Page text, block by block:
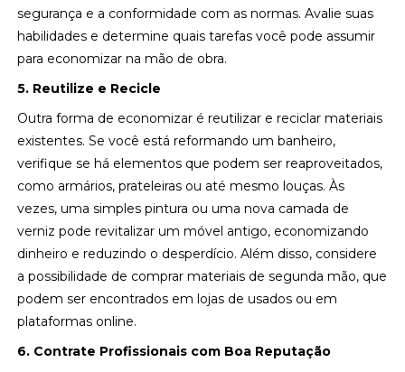
segurança e a conformidade com as normas. Avalie suas
habilidades e determine quais tarefas você pode assumir
para economizar na mão de obra.
5. Reutilize e Recicle
Outra forma de economizar é reutilizar e reciclar materiais
existentes. Se você está reformando um banheiro,
verifique se há elementos que podem ser reaproveitados,
como armários, prateleiras ou até mesmo louças. Às
vezes, uma simples pintura ou uma nova camada de
verniz pode revitalizar um móvel antigo, economizando
dinheiro e reduzindo o desperdício. Além disso, considere
a possibilidade de comprar materiais de segunda mão, que
podem ser encontrados em lojas de usados ou em
plataformas online.
6. Contrate Profissionais com Boa Reputação